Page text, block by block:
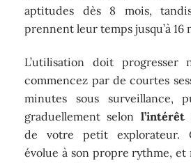
aptitudes dès 8 mois,
prennent leur temps jusqu’à 16
L’utilisation doit progresser
commencez par de courtes
minutes sous surveillance,
graduellement selon l’intérêt
de votre petit explorateur.
évolue à son propre rythme,